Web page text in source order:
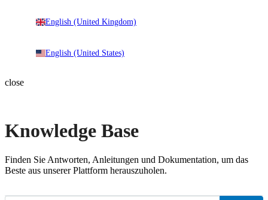
English (United Kingdom)
English (United States)
close
Knowledge Base
Finden Sie Antworten, Anleitungen und Dokumentation, um das
Beste aus unserer Plattform herauszuholen.